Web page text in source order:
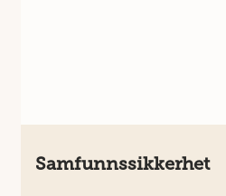
Samfunnssikkerhet